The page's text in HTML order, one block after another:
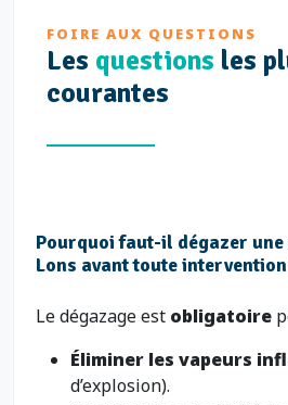
FOIRE AUX QUESTIONS
Les questions les
courantes
Pourquoi faut-il dégazer une
Lons avant toute intervention
Le dégazage est obligatoire
Éliminer les vapeurs
d’explosion).